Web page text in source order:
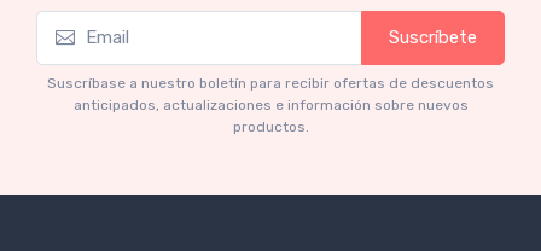
Suscríbete
Suscríbase a nuestro boletín para recibir ofertas de descuentos
anticipados, actualizaciones e información sobre nuevos
productos.